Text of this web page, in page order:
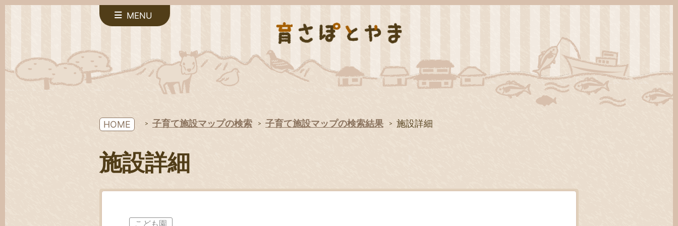
MENU
HOME 子育て施設マップの検索 子育て施設マップの検索結果 施設詳細
施設詳細
こども園